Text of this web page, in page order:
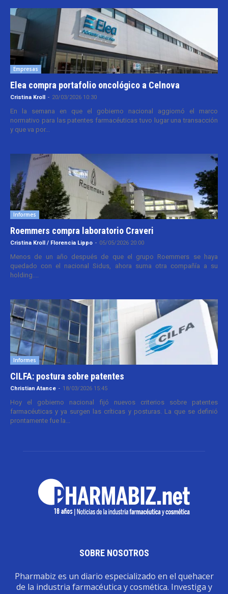
Empresas
Elea compra portafolio oncológico a Celnova
Cristina Kroll - 20/03/2026 10:30
En la semana en que el gobierno nacional aggiornó el marco
normativo para las patentes farmacéuticas tuvo lugar una transacción
y que va por...
Informes
Roemmers compra laboratorio Craveri
Cristina Kroll / Florencia Lippo - 05/05/2026 20:00
Menos de un año después de que el grupo Roemmers se haya
quedado con el nacional Sidus, ahora suma otra compañía a su
holding....
Informes
CILFA: postura sobre patentes
Christian Atance - 18/03/2026 15:45
Hoy el gobierno nacional fijó nuevos criterios sobre patentes
farmacéuticas y ya surgen las críticas y posturas. La que se definió
prontamente fue la...
SOBRE NOSOTROS
Pharmabiz es un diario especializado en el quehacer
de la industria farmacéutica y cosmética. Investiga y